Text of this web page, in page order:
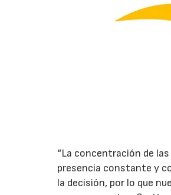
“La concentración de
presencia constante y
la decisión, por lo que